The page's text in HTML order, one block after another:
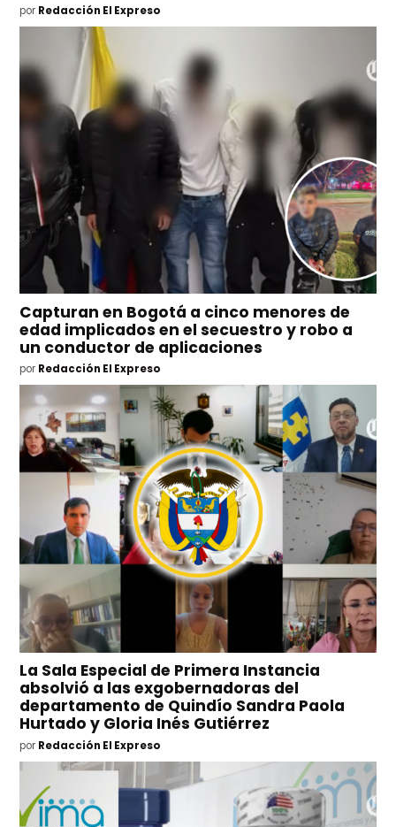
por Redacción El Expreso
Capturan en Bogotá a cinco menores de
edad implicados en el secuestro y robo a
un conductor de aplicaciones
por Redacción El Expreso
La Sala Especial de Primera Instancia
absolvió a las exgobernadoras del
departamento de Quindío Sandra Paola
Hurtado y Gloria Inés Gutiérrez
por Redacción El Expreso